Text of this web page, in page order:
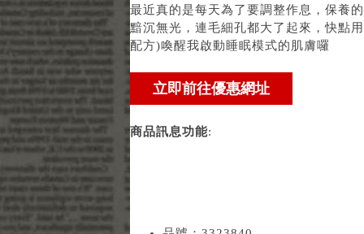
最近真的是每天為了要調整作息，保養
黯沉無光，連毛細孔都大了起來，快點用
配方)喚醒我啟動睡眠模式的肌膚囉
商品訊息功能: